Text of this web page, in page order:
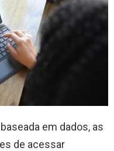
em dados, as
de acessar